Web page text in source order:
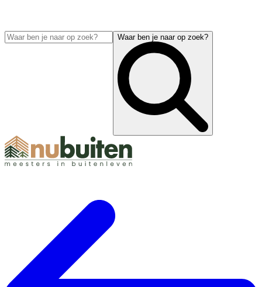
Waar ben je naar op zoek?